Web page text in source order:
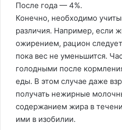
После года — 4%.
Конечно, необходимо
различия. Например, если
ожирением, рацион
пока вес не уменьшится.
голодными после
еды. В этом случае даже
получать нежирные
содержанием жира в
ими в изобилии.